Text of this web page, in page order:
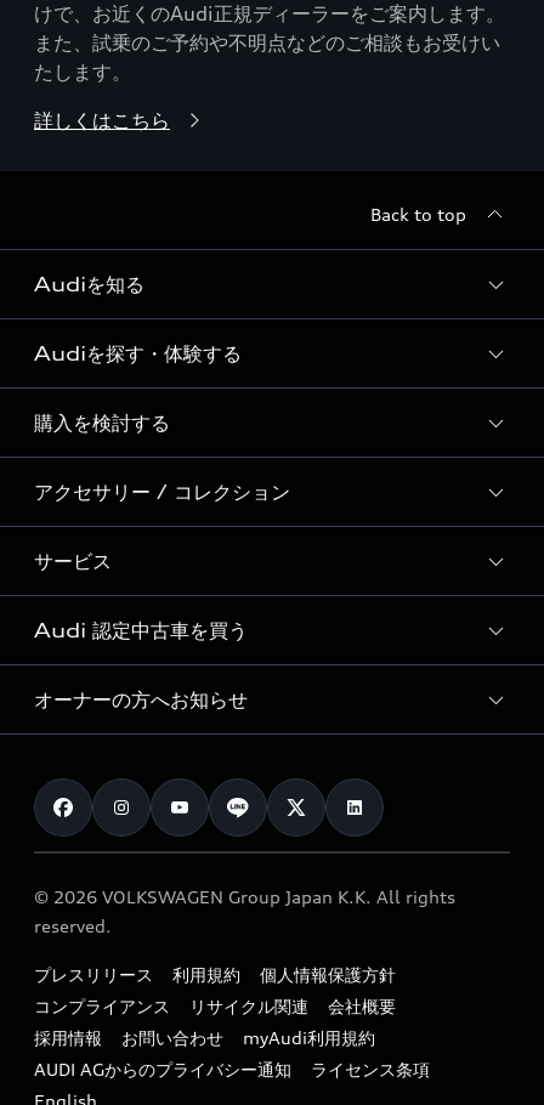
けで、お近くのAudi正規ディーラーをご案内します。
また、試乗のご予約や不明点などのご相談もお受けい
たします。
詳しくはこちら
Back to top
Audiを知る
Audi ブランド
Story of Progress
Audi Sport
Formula 1®
デジタルサービス
Audiを探す・体験する
ディーラー検索
新車在庫検索
試乗車・展示車検索
見積り依頼
試乗予約
購入を検討する
モデル一覧
特別仕様モデル / 限定モデル
e-tronラインアップ
価格シミュレーション
車両比較
カタログ一覧
アクセサリー / コレクション
純正アクセサリー
オンラインショップ
Audi collection
アウディナビアプリ
サービス
サービス入庫予約
サービスプログラム
メンテナンス
車検 / 定期点検
e-tronアフターサポート
myAudi
Audi 認定中古車を買う
Audi認定中古車
クオリティ
保証
メンテナンス
ファイナンス
キャンペーン / イベント
買取査定
オーナーの方へお知らせ
お知らせ
オーナー様向けキャンペーン
特定整備適用車一覧
リサイクル法
よくある質問（FAQ）
© 2026 VOLKSWAGEN Group Japan K.K. All rights
reserved.
プレスリリース 利用規約
個人情報保護方針
コンプライアンス
リサイクル関連
会社概要
採用情報
お問い合わせ
myAudi利用規約
AUDI AGからのプライバシー通知
ライセンス条項
English